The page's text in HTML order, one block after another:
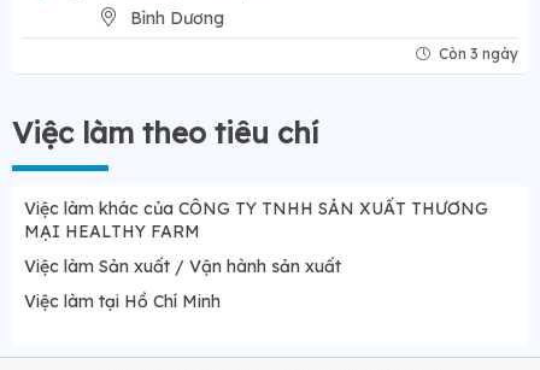
Bình Dương
Còn 3 ngày
Việc làm theo tiêu chí
Việc làm khác của CÔNG TY TNHH SẢN XUẤT THƯƠNG
MẠI HEALTHY FARM
Việc làm Sản xuất / Vận hành sản xuất
Việc làm tại Hồ Chí Minh